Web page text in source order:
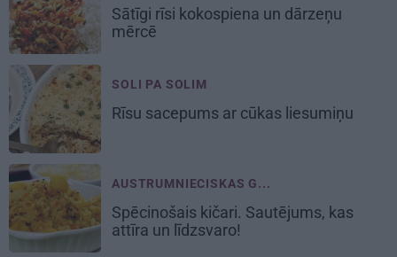
Sātīgi rīsi kokospiena un dārzeņu
mērcē
SOLI PA SOLIM
Rīsu sacepums ar cūkas liesumiņu
AUSTRUMNIECISKAS G...
Spēcinošais kičari. Sautējums, kas
attīra un līdzsvaro!